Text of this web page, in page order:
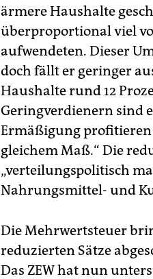
ärmere Haushalte
überproportional viel
aufwendeten. Dieser
doch fällt er geringer
Haushalte rund 12
Geringverdienern sind
Ermäßigung
gleichem Maß.“ Die
„verteilungspolitisch
Nahrungsmittel- und
Die Mehrwertsteuer
reduzierten Sätze
Das ZEW hat nun